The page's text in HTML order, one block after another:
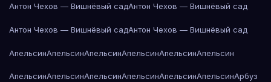
Антон Чехов — Вишнёвый садАнтон Чехов — Вишнёвый сад
Антон Чехов — Вишнёвый садАнтон Чехов — Вишнёвый сад
АпельсинАпельсинАпельсинАпельсинАпельсинАпельсин
АпельсинАпельсинАпельсинАпельсинАпельсинАпельсинАрбуз